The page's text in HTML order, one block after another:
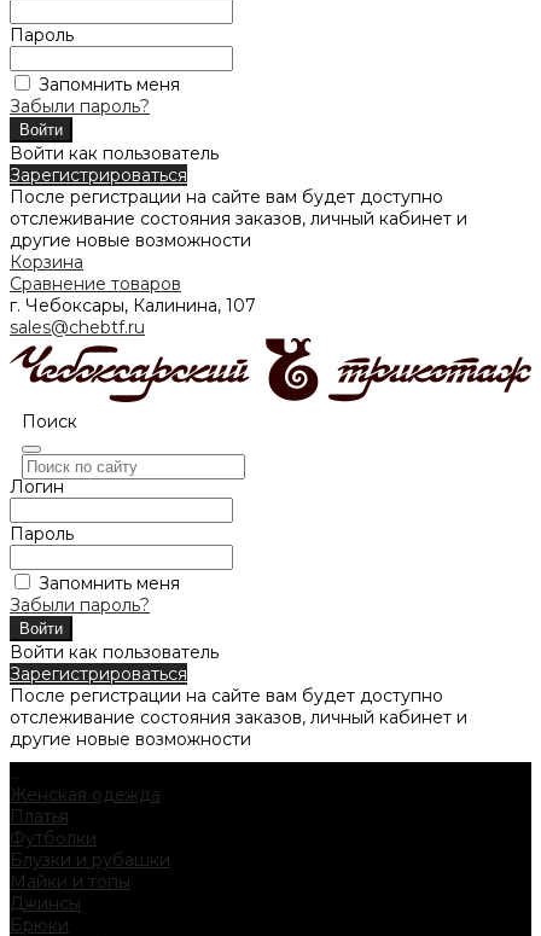
Пароль
Запомнить меня
Забыли пароль?
Войти как пользователь
Зарегистрироваться
После регистрации на сайте вам будет доступно
отслеживание состояния заказов, личный кабинет и
другие новые возможности
Корзина
Сравнение товаров
г. Чебоксары, Калинина, 107
sales@chebtf.ru
Поиск
Логин
Пароль
Запомнить меня
Забыли пароль?
Войти как пользователь
Зарегистрироваться
После регистрации на сайте вам будет доступно
отслеживание состояния заказов, личный кабинет и
другие новые возможности
...
Женская одежда
Платья
Футболки
Блузки и рубашки
Майки и топы
Джинсы
Брюки